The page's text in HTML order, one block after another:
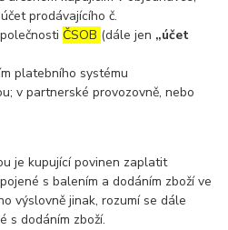
prodávajícího č.
ČSOB (dále jen „účet
platebního systému
v partnerské provozovně, nebo
je kupující povinen zaplatit
s balením a dodáním zboží ve
výslovně jinak, rozumí se dále
s dodáním zboží.